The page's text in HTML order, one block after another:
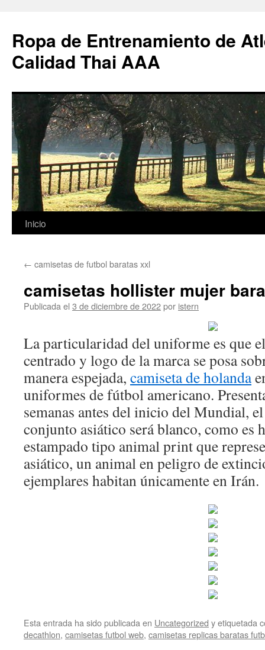
Ropa de Entrenamiento de
Calidad Thai AAA
Saltar
contenido
Inicio
← camisetas de futbol baratas xxl
camisetas hollister mujer
Publicada el 3 de diciembre de 2022por istern
La particularidad del uniforme es que
centrado y logo de la marca se posa
manera espejada, camiseta de holanda
uniformes de fútbol americano.
semanas antes del inicio del Mundial,
conjunto asiático será blanco, como es
estampado tipo animal print que
asiático, un animal en peligro de
ejemplares habitan únicamente en Irán.
Esta entrada ha sido publicada en Uncategorized y etiquetada
decathlon, camisetas futbol web, camisetas replicas baratas